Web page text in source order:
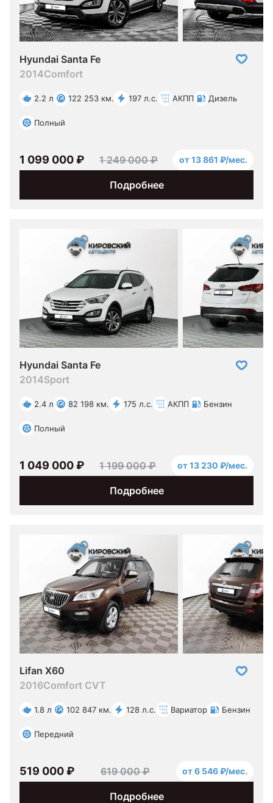
Hyundai Santa Fe
2014Comfort
2.2 л 122 253 км. 197 л.с. АКПП Дизель
Полный
Подробнее
1 099 000 ₽ 1 249 000 ₽ от 13 861 ₽/мес.
Hyundai Santa Fe
2014Sport
2.4 л 82 198 км. 175 л.с. АКПП Бензин
Полный
Подробнее
1 049 000 ₽ 1 199 000 ₽ от 13 230 ₽/мес.
Lifan X60
2016Comfort CVT
1.8 л 102 847 км. 128 л.с. Вариатор Бензин
Передний
Подробнее
519 000 ₽ 619 000 ₽ от 6 546 ₽/мес.